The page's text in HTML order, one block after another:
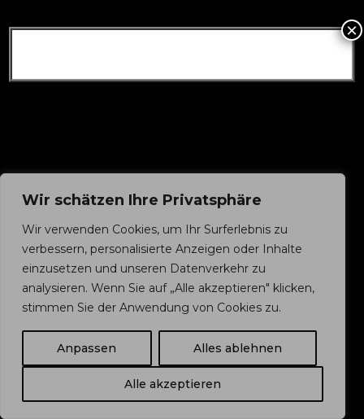
Wir schätzen Ihre Privatsphäre
Wir verwenden Cookies, um Ihr Surferlebnis zu
verbessern, personalisierte Anzeigen oder Inhalte
einzusetzen und unseren Datenverkehr zu
analysieren. Wenn Sie auf „Alle akzeptieren" klicken,
stimmen Sie der Anwendung von Cookies zu.
Anpassen Alles ablehnen
Alle akzeptieren
×